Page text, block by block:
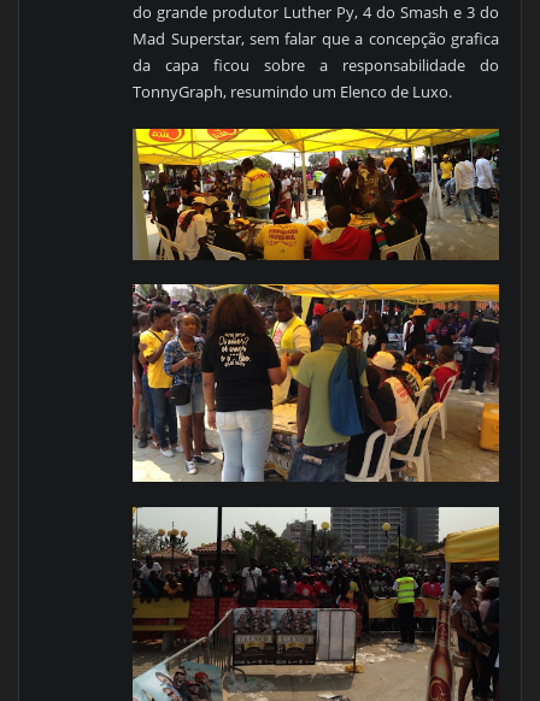
do grande produtor Luther Py, 4 do Smash e 3 do
Mad Superstar, sem falar que a concepção grafica
da capa ficou sobre a responsabilidade do
TonnyGraph, resumindo um Elenco de Luxo.